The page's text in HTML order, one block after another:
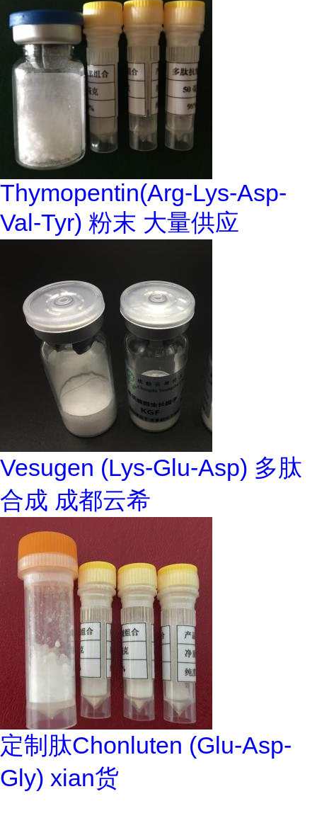
Thymopentin(Arg-Lys-Asp-
Val-Tyr) 粉末 大量供应
Vesugen (Lys-Glu-Asp) 多肽
合成 成都云希
定制肽Chonluten (Glu-Asp-
Gly) xian货